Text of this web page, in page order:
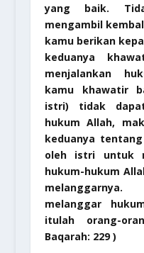
yang baik.
mengambil
kamu berikan
keduanya
menjalankan
kamu khawatir
istri) tidak
hukum Allah,
keduanya
oleh istri untuk
hukum-hukum
melanggar
itulah orang-
Baqarah: 229 )